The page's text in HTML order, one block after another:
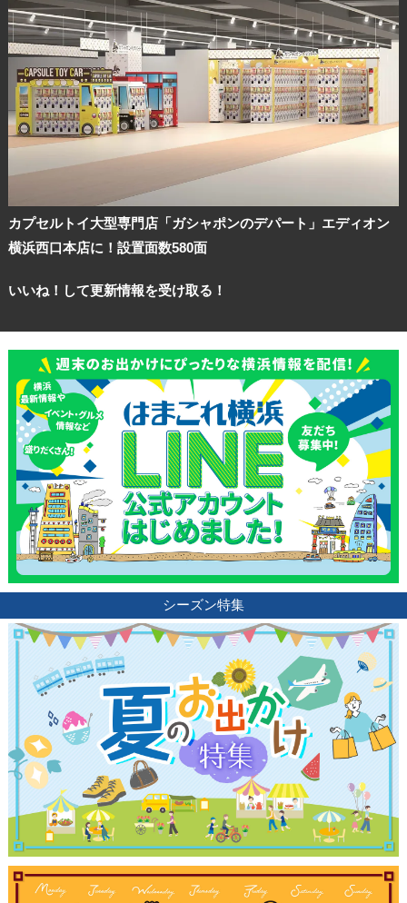
カプセルトイ大型専門店「ガシャポンのデパート」エディオン
横浜西口本店に！設置面数580面
いいね！して更新情報を受け取る！
シーズン特集